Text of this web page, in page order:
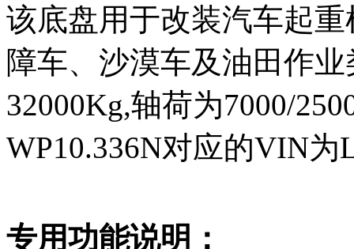
该底盘用于改装汽车起
障车、沙漠车及油田作
32000Kg,轴荷为7000/
WP10.336N对应的VIN
专用功能说明：